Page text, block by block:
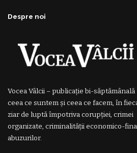
Despre noi
Vocea Vâlcii – publicație bi-săptămânală
ceea ce suntem și ceea ce facem, în
ziar de luptă împotriva corupției, crimei
organizate, criminalității economico-
abuzurilor.